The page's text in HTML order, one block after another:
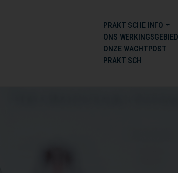
PRAKTISCHE INFO
ONS WERKINGSGEBIED
ONZE WACHTPOST
PRAKTISCH